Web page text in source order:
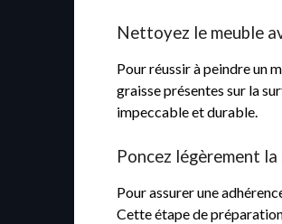
Nettoyez le meuble
Pour réussir à peindre un
graisse présentes sur la
impeccable et durable.
Poncez légèrement
Pour assurer une
Cette étape de